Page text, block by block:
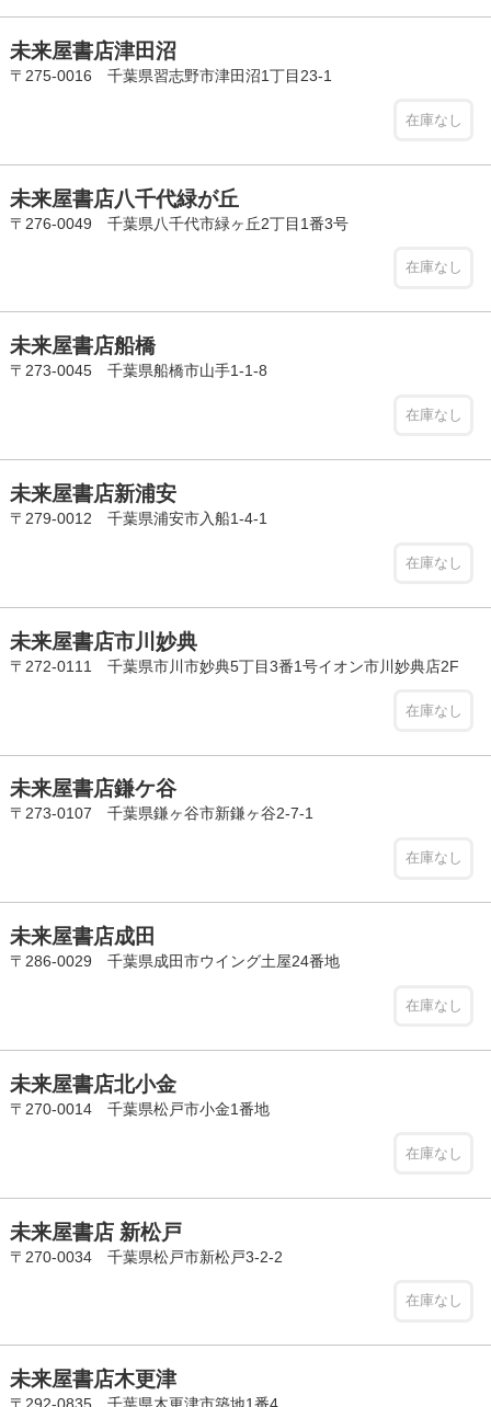
未来屋書店津田沼
〒275-0016 千葉県習志野市津田沼1丁目23-1
在庫なし
未来屋書店八千代緑が丘
〒276-0049 千葉県八千代市緑ヶ丘2丁目1番3号
在庫なし
未来屋書店船橋
〒273-0045 千葉県船橋市山手1-1-8
在庫なし
未来屋書店新浦安
〒279-0012 千葉県浦安市入船1-4-1
在庫なし
未来屋書店市川妙典
〒272-0111 千葉県市川市妙典5丁目3番1号イオン市川妙典店2F
在庫なし
未来屋書店鎌ケ谷
〒273-0107 千葉県鎌ヶ谷市新鎌ヶ谷2-7-1
在庫なし
未来屋書店成田
〒286-0029 千葉県成田市ウイング土屋24番地
在庫なし
未来屋書店北小金
〒270-0014 千葉県松戸市小金1番地
在庫なし
未来屋書店 新松戸
〒270-0034 千葉県松戸市新松戸3-2-2
在庫なし
未来屋書店木更津